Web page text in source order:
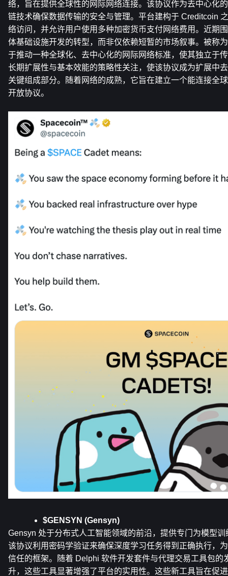
络，旨在提供全球性的网际网络连接。该协议作为去中心化
链技术确保数据传输的安全与管理。平台建构于 Creditcoin
络访问，并允许用户使用多种加密货币支付网络费用。近期
体基础设施开发的转型，而非仅依赖短暂的市场叙事。被称
于推动一种全球化、去中心化的网际网络标准，使其独立于
长期扩展性与基本效能的策略性关注，使该协议成为扩展中
关键组成部分。随着网络的成熟，它旨在建立一个能连接全
开放协议。
$GENSYN (Gensyn)
Gensyn 处于分布式人工智能领域的前沿，提供专门为模型
该协议利用密码学验证来确保深度学习任务得到正确执行，
信任的框架。随着 Delphi 软件开发套件与代理交易工具包的
升，这些工具显著增强了平台的实用性。这些新工具旨在促